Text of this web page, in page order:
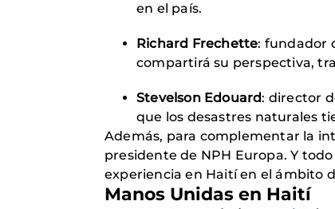
en el país.
Richard Frechette: fundador
compartirá su perspectiva,
Stevelson Edouard: director
que los desastres naturales
Además, para complementar la
presidente de NPH Europa. Y todo
experiencia en Haití en el ámbito
Manos Unidas en Haití